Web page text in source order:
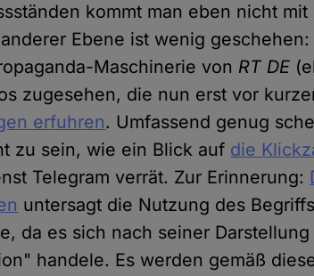
kommt man eben nicht
Ebene ist wenig
Maschinerie von RT DE
zugesehen, die nun erst vor
erfuhren. Umfassend genug
zu sein, wie ein Blick auf die
Telegram verrät. Zur Erinnerung:
untersagt die Nutzung des
da es sich nach seiner
handele. Es werden gemäß